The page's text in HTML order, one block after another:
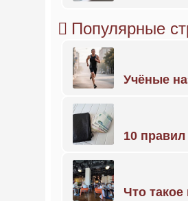
Популярные
Учёные
10
Что